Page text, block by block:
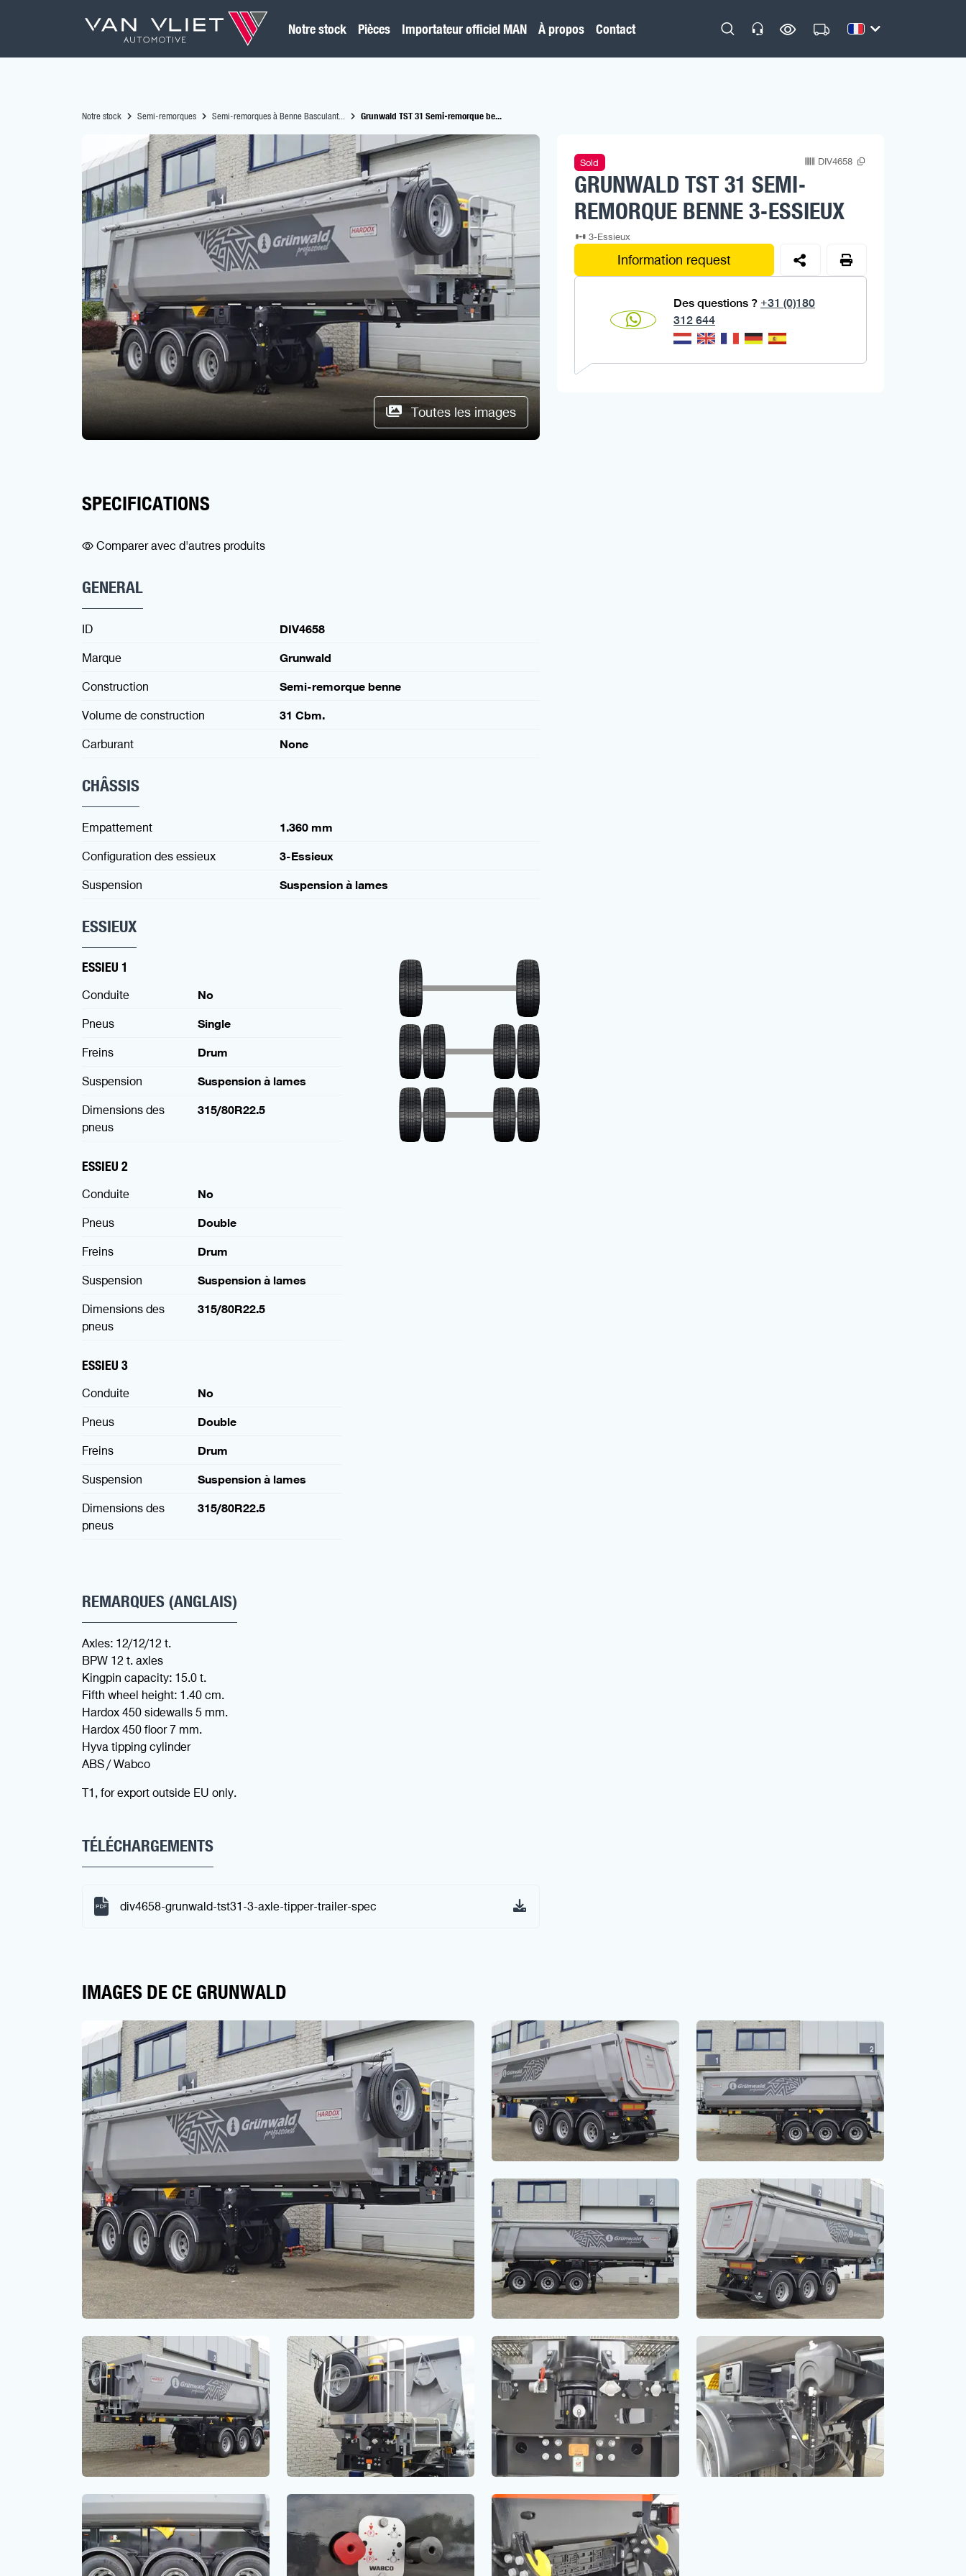
Notre stock Pièces Importateur officiel MAN À propos Contact
Notre stock Semi-remorques Semi-remorques à Benne Basculant... Grunwald TST 31 Semi-remorque be...
Toutes les images
Sold DIV4658
GRUNWALD TST 31 SEMI-
REMORQUE BENNE 3-ESSIEUX
3-Essieux
Information request
Des questions ? +31 (0)180
312 644
SPECIFICATIONS
Comparer avec d'autres produits
GENERAL
ID
DIV4658
Marque
Grunwald
Construction
Semi-remorque benne
Volume de construction
31 Cbm.
Carburant
None
CHÂSSIS
Empattement
1.360 mm
Configuration des essieux
3-Essieux
Suspension
Suspension à lames
ESSIEUX
ESSIEU 1
Conduite
No
Pneus
Single
Freins
Drum
Suspension
Suspension à lames
Dimensions des
pneus
315/80R22.5
ESSIEU 2
Conduite
No
Pneus
Double
Freins
Drum
Suspension
Suspension à lames
Dimensions des
pneus
315/80R22.5
ESSIEU 3
Conduite
No
Pneus
Double
Freins
Drum
Suspension
Suspension à lames
Dimensions des
pneus
315/80R22.5
REMARQUES (ANGLAIS)
Axles: 12/12/12 t.
BPW 12 t. axles
Kingpin capacity: 15.0 t.
Fifth wheel height: 1.40 cm.
Hardox 450 sidewalls 5 mm.
Hardox 450 floor 7 mm.
Hyva tipping cylinder
ABS / Wabco
T1, for export outside EU only.
TÉLÉCHARGEMENTS
div4658-grunwald-tst31-3-axle-tipper-trailer-spec
IMAGES DE CE GRUNWALD